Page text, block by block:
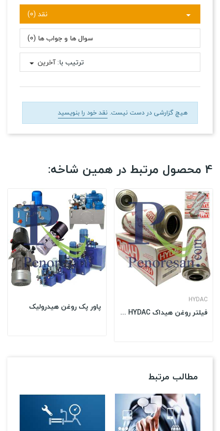
نقد (0)
سوال ها و جواب ها (0)
ترتیب با:آخرین
هیچ گزارشی در دست نیست. نقد خود را بنویسید
4 محصول مرتبط در همین شاخه:
پاور پک روغن هیدرولیک
HYDAC
فیلتر روغن هیداک HYDAC آلمان
مطالب مرتبط